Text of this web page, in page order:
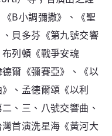
B小調彌撒》、《聖
貝多芬《第九號交響
列頓《戰爭安魂
爾《彌賽亞》、《以
、孟德爾頌《以利
、三、八號交響曲、
首演洗星海《黃河大